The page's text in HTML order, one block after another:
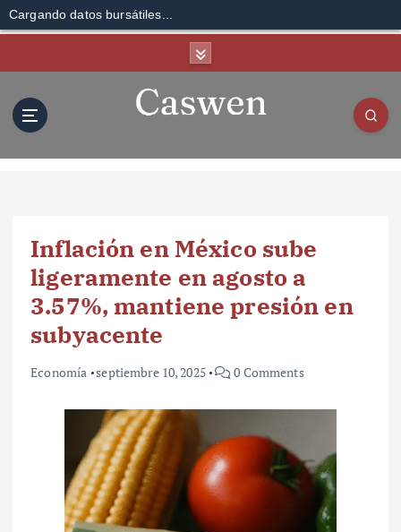
Cargando datos bursátiles...
Inflación en México sube
ligeramente en agosto a
3.57%, mantiene presión en
subyacente
Economía septiembre 10, 2025 0 Comments